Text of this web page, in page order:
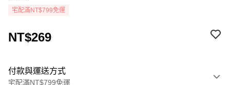
宅配滿NT$799免運
NT$269
付款與運送方式
宅配滿NT$799免運